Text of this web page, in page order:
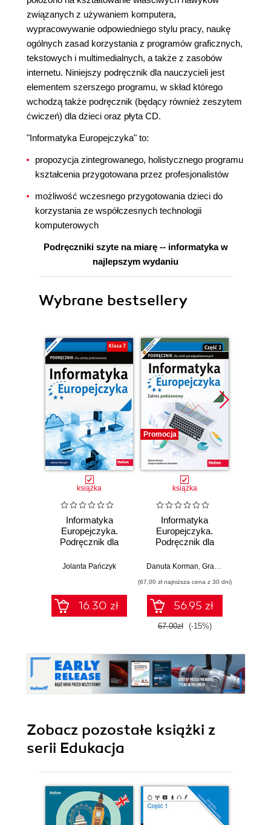
związanych z używaniem komputera,
wypracowywanie odpowiedniego stylu pracy, naukę
ogólnych zasad korzystania z programów graficznych,
tekstowych i multimedialnych, a także z zasobów
internetu. Niniejszy podręcznik dla nauczycieli jest
elementem szerszego programu, w skład którego
wchodzą także podręcznik (będący również zeszytem
ćwiczeń) dla dzieci oraz płyta CD.
"Informatyka Europejczyka" to:
propozycja zintegrowanego, holistycznego programu
kształcenia przygotowana przez profesjonalistów
możliwość wczesnego przygotowania dzieci do
korzystania ze współczesnych technologii
komputerowych
Podręczniki szyte na miarę -- informatyka w
najlepszym wydaniu
Wybrane bestsellery
książka
Informatyka
Europejczyka.
Podręcznik dla
podstawowej.
Jolanta Pańczyk
16.30 zł
Promocja
książka
Informatyka
Europejczyka.
Podręcznik dla
ponadpodstawowych.
podstawowy.
Część 2 (wydanie
z numerem
dopuszczenia)
Danuta Korman, Grażyna Szabłowicz-Zawadzka
(67,00 zł najniższa cena z 30 dni)
56.95 zł
67.00zł (-15%)
Zobacz pozostałe książki z
serii Edukacja